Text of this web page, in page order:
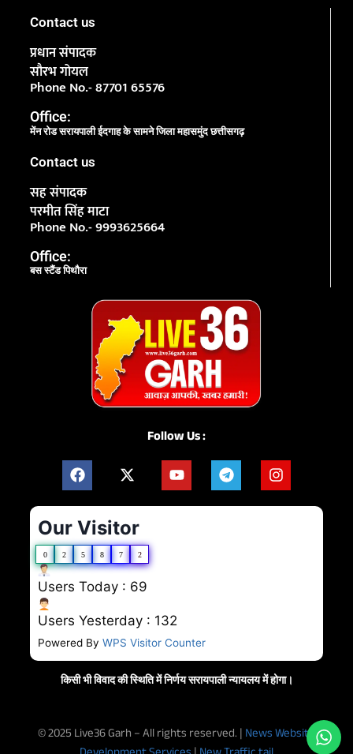
Contact us
प्रधान संपादक
सौरभ गोयल
Phone No.- 87701 65576
Office:
मेंन रोड सरायपाली ईदगाह के सामने जिला महासमुंद छत्तीसगढ़
Contact us
सह संपादक
परमीत सिंह माटा
Phone No.- 9993625664
Office:
बस स्टैंड पिथौरा
Follow Us :
Our Visitor
0 2 5 8 7 2
Users Today : 69
Users Yesterday : 132
Powered By WPS Visitor Counter
किसी भी विवाद की स्थिति में निर्णय सरायपाली न्यायलय में होगा।
© 2025 Live36 Garh – All rights reserved. | News Website